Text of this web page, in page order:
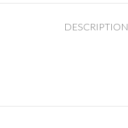
DESCRIPTION